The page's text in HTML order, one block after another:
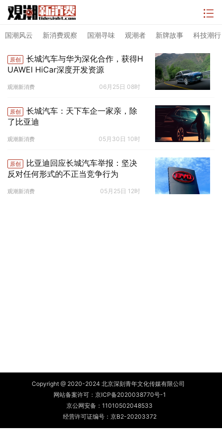
国潮风云 新消费观察 国潮寻味 观潮者 新牌故事 科技潮行
原创
长城汽车与华为深化合作，获得H
UAWEI HiCar深度开发资源
观潮新消费 06月25日 08时
原创
长城汽车：天下车企一家亲，除
了比亚迪
观潮新消费 05月30日 10时
原创
比亚迪回应长城汽车举报：坚决
反对任何形式的不正当竞争行为
观潮新消费 05月25日 12时
Copyright @ 2020-2024 北京深刻青年文化传媒有限公司
网站备案许可： 京ICP备2020038770号-1
京公网安备： 11010502048533
经营许可证编号：京B2-20203372